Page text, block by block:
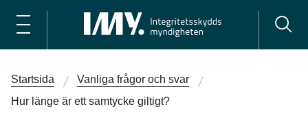
Startsida
Vanliga frågor och svar
Hur länge är ett samtycke giltigt?